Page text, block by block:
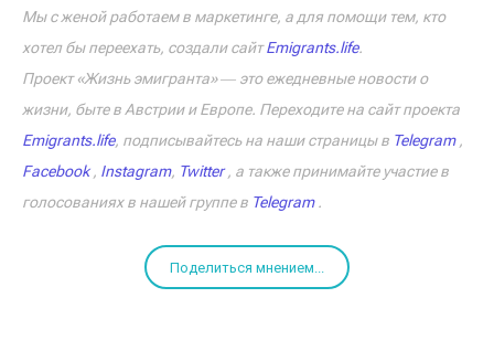
Мы с женой работаем в маркетинге, а для помощи тем, кто
хотел бы переехать, создали сайтEmigrants.life.
Проект «Жизнь эмигранта» ― это ежедневные новости о
жизни, быте в Австрии и Европе. Переходите на сайт проекта
Emigrants.life, подписывайтесь на наши страницы в Telegram,
Facebook, Instagram, Twitter, а также принимайте участие в
голосованиях в нашей группе в Telegram.
Поделиться мнением...